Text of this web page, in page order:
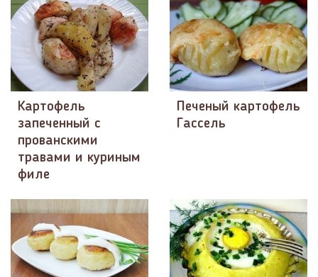
Картофель
запеченный с
прованскими
травами и куриным
филе
Печеный картофель
Гассель